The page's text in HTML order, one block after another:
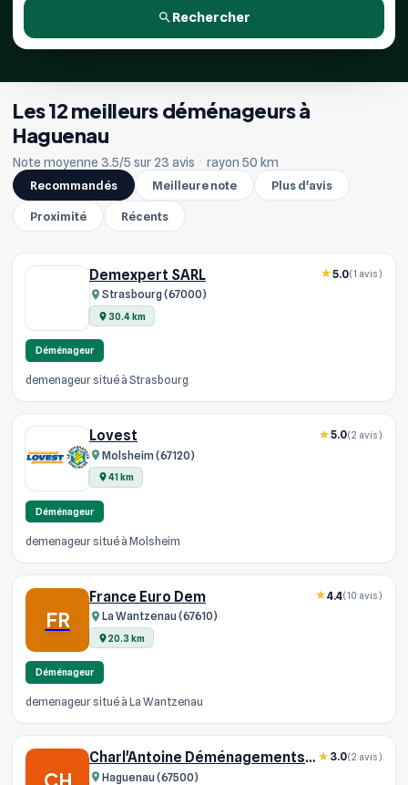
Rechercher
Les 12 meilleurs déménageurs à
Haguenau
Note moyenne 3.5/5 sur 23 avis · rayon 50 km
Recommandés
Meilleure note Plus d'avis
Proximité Récents
Demexpert SARL
Strasbourg (67000)
30.4 km
5.0(1 avis)
Déménageur
demenageur situé à Strasbourg
Lovest
Molsheim (67120)
41 km
5.0(2 avis)
Déménageur
demenageur situé à Molsheim
FR
France Euro Dem
La Wantzenau (67610)
20.3 km
4.4(10 avis)
Déménageur
demenageur situé à La Wantzenau
CH
Charl'Antoine Déménagements Et Logistique
Haguenau (67500)
3.0(2 avis)